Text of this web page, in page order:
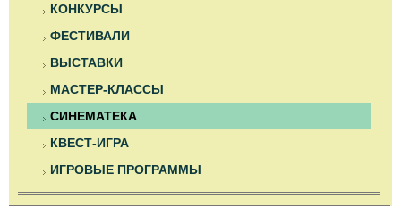
КОНКУРСЫ
ФЕСТИВАЛИ
ВЫСТАВКИ
МАСТЕР-КЛАССЫ
СИНЕМАТЕКА
КВЕСТ-ИГРА
ИГРОВЫЕ ПРОГРАММЫ